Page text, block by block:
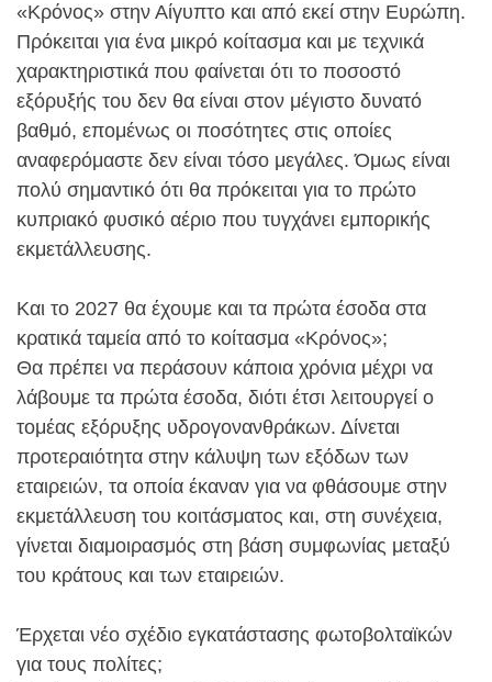
«Κρόνος» στην Αίγυπτο και από εκεί στην Ευρώπη.
Πρόκειται για ένα μικρό κοίτασμα και με τεχνικά
χαρακτηριστικά που φαίνεται ότι το ποσοστό
εξόρυξής του δεν θα είναι στον μέγιστο δυνατό
βαθμό, επομένως οι ποσότητες στις οποίες
αναφερόμαστε δεν είναι τόσο μεγάλες. Όμως είναι
πολύ σημαντικό ότι θα πρόκειται για το πρώτο
κυπριακό φυσικό αέριο που τυγχάνει εμπορικής
εκμετάλλευσης.
Και το 2027 θα έχουμε και τα πρώτα έσοδα στα
κρατικά ταμεία από το κοίτασμα «Κρόνος»;
Θα πρέπει να περάσουν κάποια χρόνια μέχρι να
λάβουμε τα πρώτα έσοδα, διότι έτσι λειτουργεί ο
τομέας εξόρυξης υδρογονανθράκων. Δίνεται
προτεραιότητα στην κάλυψη των εξόδων των
εταιρειών, τα οποία έκαναν για να φθάσουμε στην
εκμετάλλευση του κοιτάσματος και, στη συνέχεια,
γίνεται διαμοιρασμός στη βάση συμφωνίας μεταξύ
του κράτους και των εταιρειών.
Έρχεται νέο σχέδιο εγκατάστασης φωτοβολταϊκών
για τους πολίτες;